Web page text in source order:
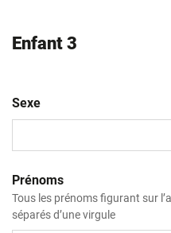
Enfant 3
Sexe
Prénoms
Tous les prénoms figurant sur
séparés d’une virgule